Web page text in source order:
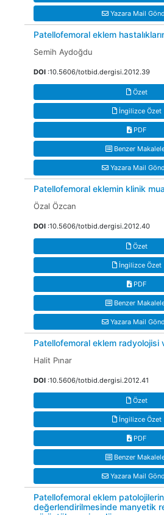
Yazara Mail
Patellofemoral eklem
Semih Aydoğdu
DOI :10.5606/totbid.dergisi.2012.39
Özet
İngilizce Özet
PDF
Benzer
Yazara Mail
Patellofemoral eklemin klinik
Özal Özcan
DOI :10.5606/totbid.dergisi.2012.40
Özet
İngilizce Özet
PDF
Benzer
Yazara Mail
Patellofemoral eklem radyolojisi
Halit Pınar
DOI :10.5606/totbid.dergisi.2012.41
Özet
İngilizce Özet
PDF
Benzer
Yazara Mail
Patellofemoral eklem
değerlendirilmesinde manyetik